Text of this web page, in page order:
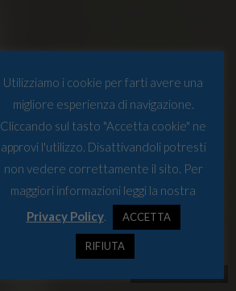
Utilizziamo i cookie per farti avere una
migliore esperienza di navigazione.
Cliccando sul tasto "Accetta cookie" ne
approvi l'utilizzo. Disattivandoli potresti
non vedere correttamente il sito. Per
maggiori informazioni leggi la nostra
Privacy Policy. ACCETTA
RIFIUTA